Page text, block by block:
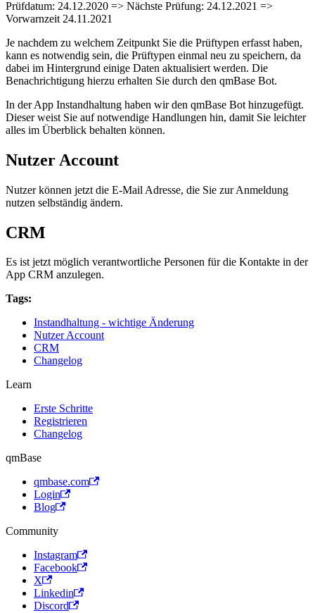
Prüfdatum: 24.12.2020 => Nächste Prüfung: 24.12.2021 =>
Vorwarnzeit 24.11.2021
Je nachdem zu welchem Zeitpunkt Sie die Prüftypen erfasst haben,
kann es notwendig sein, die Prüftypen einmal neu zu speichern, da
dabei im Hintergrund einige Daten aktualisiert werden. Die
Benachrichtigung hierzu erhalten Sie durch den qmBase Bot.
In der App Instandhaltung haben wir den qmBase Bot hinzugefügt.
Dieser weist Sie auf notwendige Handlungen hin, damit Sie leichter
alles im Überblick behalten können.
Nutzer Account
Nutzer können jetzt die E-Mail Adresse, die Sie zur Anmeldung
nutzen selbständig ändern.
CRM
Es ist jetzt möglich verantwortliche Personen für die Kontakte in der
App CRM anzulegen.
Tags:
Instandhaltung - wichtige Änderung
Nutzer Account
CRM
Changelog
Learn
Erste Schritte
Registrieren
Changelog
qmBase
qmbase.com
Login
Blog
Community
Instagram
Facebook
X
Linkedin
Discord